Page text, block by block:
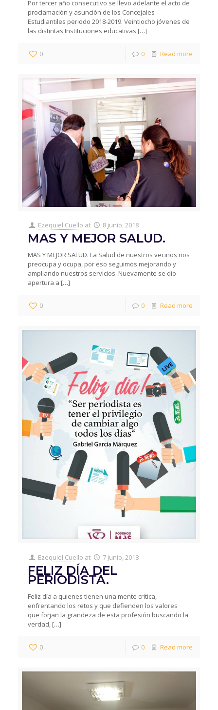
Por tercer año consecutivo se llevo adelante el acto de
proclamación y asunción de los Concejales
Estudiantiles periodo 2018-2019. Veintiocho jóvenes de
las distintas Instituciones educativas […]
0 0 Read more
Ezequiel Cuello at 8 junio, 2018
MAS Y MEJOR SALUD.
MAS Y MEJOR SALUD. La Salud de nuestros vecinos nos
preocupa y ocupa, por eso seguimos mejorando y
ampliando nuestros servicios. Nuevamente se dio
apertura a […]
0 0 Read more
Ezequiel Cuello at 7 junio, 2018
FELIZ DÍA DEL
PERIODISTA.
Feliz día a quienes tienen una mente critica,
enfrentando los retos y que defienden los valores
que forjan la grandeza de esta profesión buscando la
verdad, […]
0 0 Read more